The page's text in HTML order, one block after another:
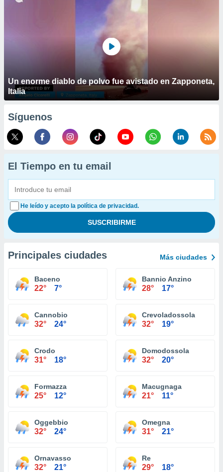
Un enorme diablo de polvo fue avistado en Zapponeta,
Italia
Síguenos
El Tiempo en tu email
He leído y acepto la política de privacidad.
Principales ciudades Más ciudades
Baceno
22° 7°
Bannio Anzino
28° 17°
Cannobio
32° 24°
Crevoladossola
32° 19°
Crodo
31° 18°
Domodossola
32° 20°
Formazza
25° 12°
Macugnaga
21° 11°
Oggebbio
32° 24°
Omegna
31° 21°
Ornavasso
32° 21°
Re
29° 18°